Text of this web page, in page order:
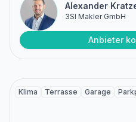
Alexander
3SI Makler GmbH
Anbieter
Klima Terrasse Garage